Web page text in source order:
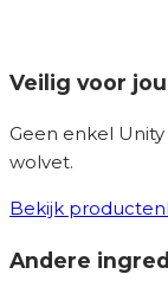
Veilig voor jou
Geen enkel
wolvet.
Bekijk producten
Andere